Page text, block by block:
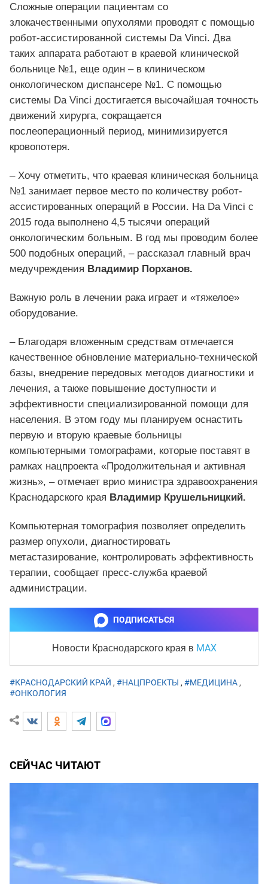
Сложные операции пациентам со
злокачественными опухолями проводят с помощью
робот-ассистированной системы Da Vinci. Два
таких аппарата работают в краевой клинической
больнице №1, еще один – в клиническом
онкологическом диспансере №1. С помощью
системы Da Vinci достигается высочайшая точность
движений хирурга, сокращается
послеоперационный период, минимизируется
кровопотеря.
– Хочу отметить, что краевая клиническая больница
№1 занимает первое место по количеству робот-
ассистированных операций в России. На Da Vinci с
2015 года выполнено 4,5 тысячи операций
онкологическим больным. В год мы проводим более
500 подобных операций, – рассказал главный врач
медучреждения Владимир Порханов.
Важную роль в лечении рака играет и «тяжелое»
оборудование.
– Благодаря вложенным средствам отмечается
качественное обновление материально-технической
базы, внедрение передовых методов диагностики и
лечения, а также повышение доступности и
эффективности специализированной помощи для
населения. В этом году мы планируем оснастить
первую и вторую краевые больницы
компьютерными томографами, которые поставят в
рамках нацпроекта «Продолжительная и активная
жизнь», – отмечает врио министра здравоохранения
Краснодарского края Владимир Крушельницкий.
Компьютерная томография позволяет определить
размер опухоли, диагностировать
метастазирование, контролировать эффективность
терапии, сообщает пресс-служба краевой
администрации.
ПОДПИСАТЬСЯ
Новости Краснодарского края в MAX
#КРАСНОДАРСКИЙ КРАЙ , #НАЦПРОЕКТЫ , #МЕДИЦИНА ,
#ОНКОЛОГИЯ
СЕЙЧАС ЧИТАЮТ